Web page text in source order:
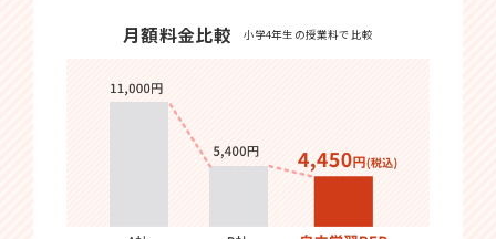
月額料金比較 小学4年生の授業料で比較